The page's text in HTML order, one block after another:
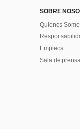
SOBRE
Quienes
Empleos
Sala de prensa